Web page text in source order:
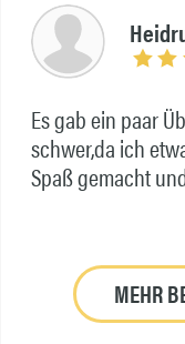
Es gab ein paar
schwer,da ich
Spaß gemacht
MEHR